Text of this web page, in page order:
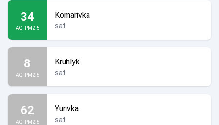
34
AQI PM2.5
Komarivka
sat
8
AQI PM2.5
Kruhlyk
sat
62
AQI PM2.5
Yurivka
sat